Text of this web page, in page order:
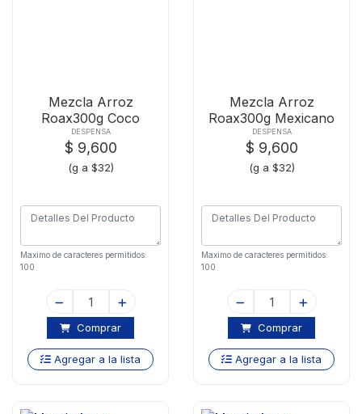
Mezcla Arroz
Roax300g Coco
DESPENSA
$ 9,600
(g a $32)
Maximo de caracteres permitidos:
100
Comprar
Agregar a la lista
Mezcla Arroz
Roax300g Mexicano
DESPENSA
$ 9,600
(g a $32)
Maximo de caracteres permitidos:
100
Comprar
Agregar a la lista